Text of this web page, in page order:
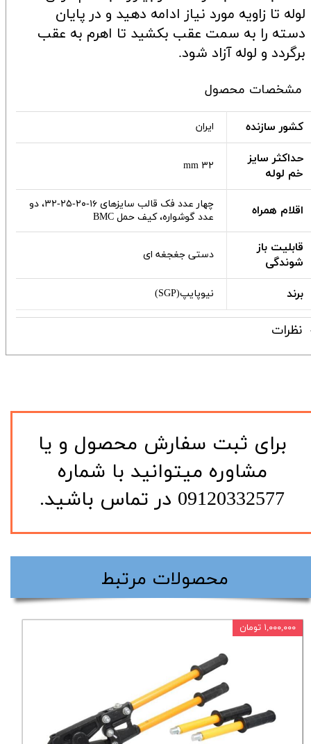
لوله تا زاویه مورد نیاز ادامه دهید و در پایان
دسته را به سمت عقب بکشید تا اهرم به عقب
برگردد و لوله آزاد شود.
مشخصات محصول
کشور سازنده ایران
حداکثر سایز
خم لوله
۳۲ mm
اقلام همراه
چهار عدد فک قالب سایزهای ۱۶-۲۰-۲۵-۳۲، دو
عدد گوشواره، کیف حمل BMC
قابلیت باز
شوندگی
دستی جغجغه ای
برند نیوپایپ(SGP)
نظرات
​برای ثبت سفارش محصول و یا
مشاوره میتوانید با شماره
09120332577 در تماس باشید.
​محصولات مرتبط
۱,۰۰۰,۰۰۰ تومان